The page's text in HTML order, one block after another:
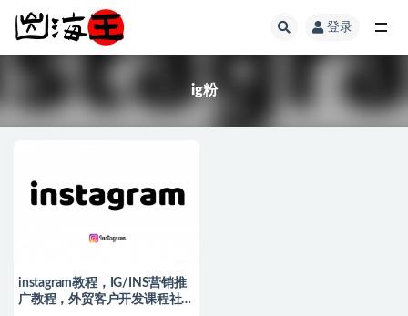
登录
ig粉
instagram教程，IG/INS营销推
广教程，外贸客户开发课程社交
全部